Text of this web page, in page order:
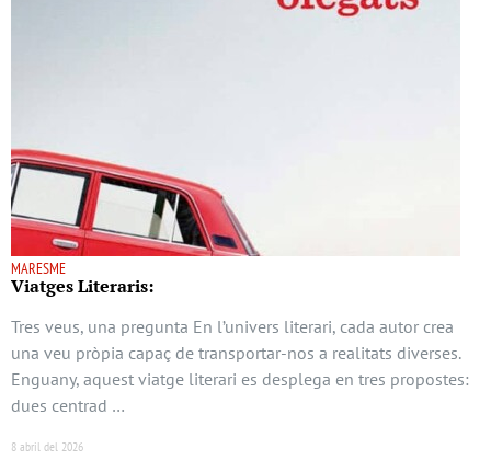
MARESME
Viatges Literaris:
Tres veus, una pregunta En l’univers literari, cada autor crea
una veu pròpia capaç de transportar-nos a realitats diverses.
Enguany, aquest viatge literari es desplega en tres propostes:
dues centrad …
8 abril del 2026